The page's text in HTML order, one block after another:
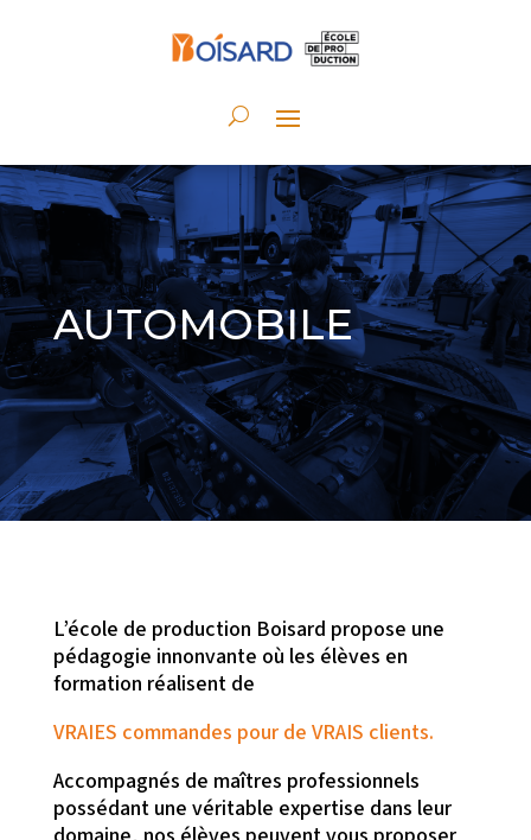
AUTOMOBILE
L’école de production Boisard propose une
pédagogie innonvante où les élèves en
formation réalisent de
VRAIES commandes pour de VRAIS clients.
Accompagnés de maîtres professionnels
possédant une véritable expertise dans leur